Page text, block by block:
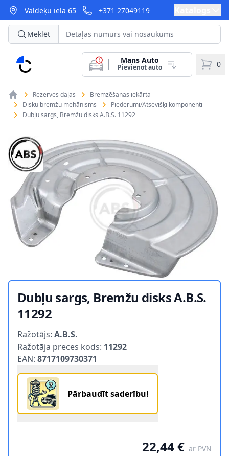
Valdeķu iela 65 +371 27049119
CarParts
Meklēt
Mans Auto
Pievienot auto 0
Rezerves daļas
Bremzēšanas iekārta
Disku bremžu mehānisms
Piederumi/Atsevišķi komponenti
Dubļu sargs, Bremžu disks A.B.S. 11292
Dubļu sargs, Bremžu disks A.B.S.
11292
Ražotājs: A.B.S.
Ražotāja preces kods: 11292
EAN: 8717109730371
Pārbaudīt saderību!
22,44 € ar PVN